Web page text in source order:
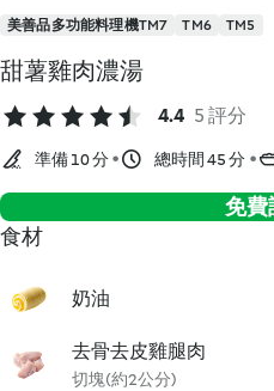
美善品多功能料理機TM7 TM6 TM5
甜薯雞肉濃湯
4.4 5 評分
準備 10 分 總時間 45 分
免費
食材
奶油
去骨去皮雞腿肉
切塊(約2公分)